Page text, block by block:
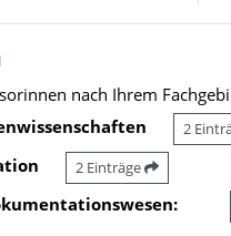
nach Ihrem
2
2 Einträge